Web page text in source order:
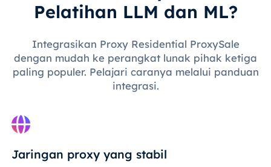
Pelatihan LLM dan ML?
Integrasikan Proxy Residential ProxySale
dengan mudah ke perangkat lunak pihak ketiga
paling populer. Pelajari caranya melalui panduan
integrasi.
Jaringan proxy yang stabil